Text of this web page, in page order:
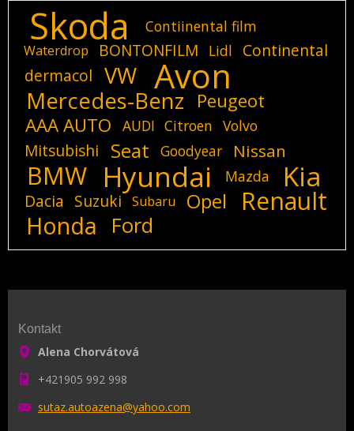
Skoda Contiinental film
Waterdrop BONTONFILM Lidl
Continental
dermacol
VW Avon
Mercedes-Benz
Peugeot
AAA AUTO
AUDI Citroen Volvo
Mitsubishi Seat Goodyear Nissan
BMW Hyundai Mazda Kia
Dacia Suzuki Subaru Opel Renault
Honda Ford
Kontakt
Alena Chorvátová
+421905 992 998
sutaz.autoazena@yahoo.com